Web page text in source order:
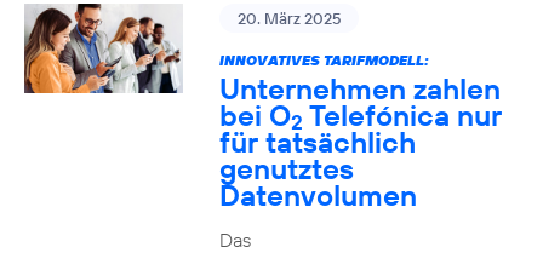
20. März 2025
INNOVATIVES TARIFMODELL:
Unternehmen zahlen
bei O2 Telefónica nur
für tatsächlich
genutztes
Datenvolumen
Das